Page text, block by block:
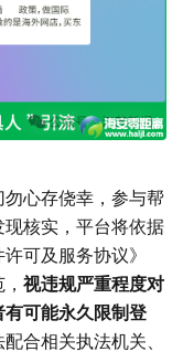
心存侥幸，参与帮
核实，平台将依据
可及服务协议》
视违规严重程度对
可能永久限制登
合相关执法机关、